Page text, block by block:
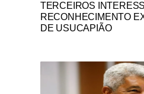
TERCEIROS
RECONHECIMENTO
DE USUCAPIÃO